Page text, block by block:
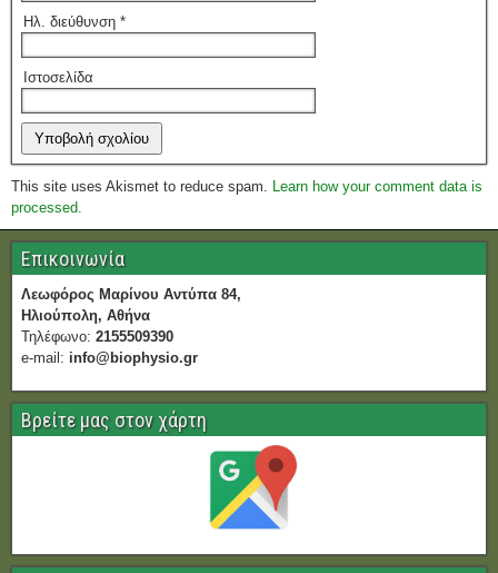
Ηλ. διεύθυνση *
Ιστοσελίδα
This site uses Akismet to reduce spam. Learn how your comment data is
processed.
Επικοινωνία
Λεωφόρος Μαρίνου Αντύπα 84,
Ηλιούπολη, Αθήνα
Τηλέφωνο: 2155509390
e-mail: info@biophysio.gr
Βρείτε μας στον χάρτη